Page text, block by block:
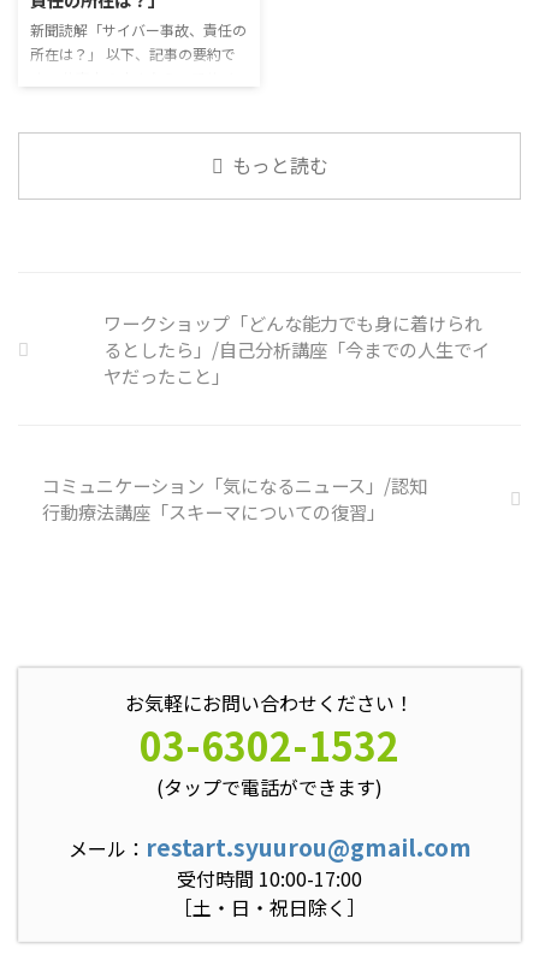
でも外さない子ども達が不思議だ
が何か理由があるのだと思う 定
着した習慣を変えるのは難しいの
いると雑談しやすいですよね ...
新聞読解「サイバー事故、責任の
所在は？」 以下、記事の要約で
側に懲戒処分を行っている。 利
用者さんの意見 サイバー事故は
企業側での対策は必須 報告経路
や対処法を予め社内に周知してお
く必要がある 偶然、抱えている
トラブル案件 ...
もっと読む
ワークショップ「どんな能力でも身に着けられ
るとしたら」/自己分析講座「今までの人生でイ
ヤだったこと」
コミュニケーション「気になるニュース」/認知
行動療法講座「スキーマについての復習」
お気軽にお問い合わせください！
03-6302-1532
(タップで電話ができます)
メール： restart.syuurou@gmail.com
受付時間 10:00-17:00
［土・日・祝日除く］